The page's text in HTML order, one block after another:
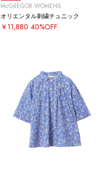
McGREGOR WOMENS
オリエンタル刺繍チュニック
￥11,880 40%OFF